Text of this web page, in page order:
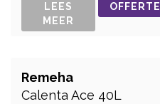
LEES
MEER
OFFERTE
Remeha
Calenta Ace 40L